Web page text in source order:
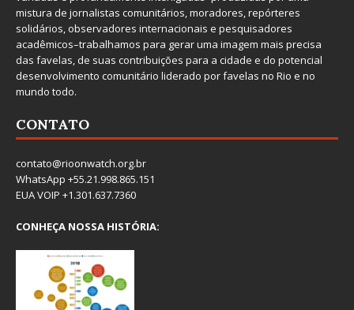
mistura de jornalistas comunitários, moradores, repórteres
solidários, observadores internacionais e pesquisadores
acadêmicos–trabalhamos para gerar uma imagem mais precisa
das favelas, de suas contribuições para a cidade e do potencial
desenvolvimento comunitário liderado por favelas no Rio e no
mundo todo.
CONTATO
contato@rioonwatch.org.br
WhatsApp +55.21.998.865.151
EUA VOIP +1.301.637.7360
CONHEÇA NOSSA HISTÓRIA: